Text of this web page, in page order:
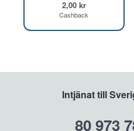
2,00 kr
Cashback
Intjänat till
80 973